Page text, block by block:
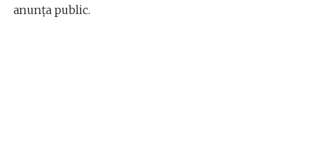
anunţa public.